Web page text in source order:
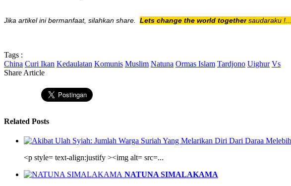
Jika artikel ini bermanfaat, silahkan share. Lets change the world together saudaraku !...
Tags :
China Curi Ikan Kedaulatan Komunis Muslim Natuna Ormas Islam Tardjono Uighur Vs
Share Article
Related Posts
<p style= text-align:justify ><img alt= src=...
NATUNA SIMALAKAMA